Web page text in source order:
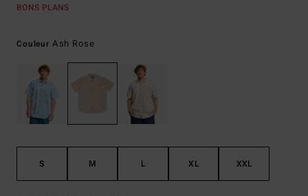
BONS PLANS
Couleur Ash Rose
S M L XL XXL